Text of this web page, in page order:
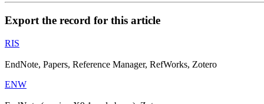
Export the record for this article
RIS
EndNote, Papers, Reference Manager, RefWorks, Zotero
ENW